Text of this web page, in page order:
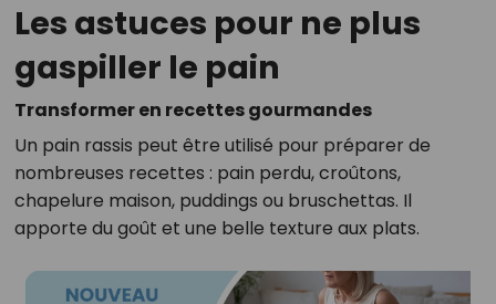
Les astuces pour ne plus
gaspiller le pain
Transformer en recettes gourmandes
Un pain rassis peut être utilisé pour préparer de
nombreuses recettes : pain perdu, croûtons,
chapelure maison, puddings ou bruschettas. Il
apporte du goût et une belle texture aux plats.